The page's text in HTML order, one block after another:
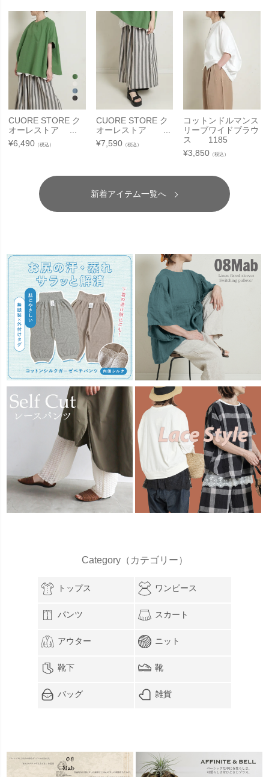
CUORE STORE ク
オーレストア ...
¥6,490 （税込）
CUORE STORE ク
オーレストア ...
¥7,590（税込）
コットンドルマンス
リーブワイドブラウ
ス 1185
¥3,850 （税込）
新着アイテム一覧へ
Category（カテゴリー）
トップス ワンピース
パンツ スカート
アウター ニット
靴下 靴
バッグ 雑貨